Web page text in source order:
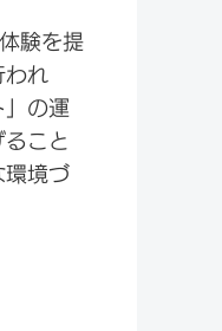
験を提
われ
の運
こと
境づ